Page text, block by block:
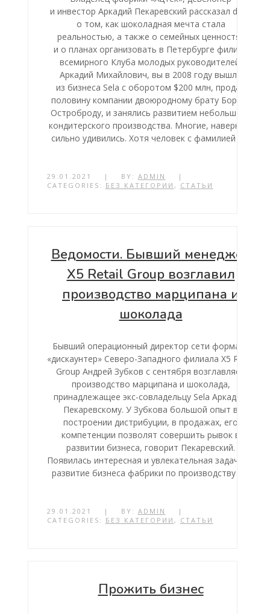
и инвестор Аркадий Пекаревский рассказал dp.ru
о том, как шоколадная мечта стала
реальностью, а также о семейных ценностях
и о планах организовать в Петербурге филиал
всемирного Клуба молодых руководителей.
Аркадий Михайлович, вы в 2008 году вышли
из бизнеса Sela с оборотом $200 млн, продав
половину компании двоюродному брату Борису
Остроброду, и занялись развитием небольшого
кондитерского производства. Многие, наверное,
сильно удивились. Хотя человек с фамилией […]
29.01.2021 | BY: ADMIN
|
CATEGORIES: БЕЗ КАТЕГОРИИ , СТАТЬИ
Ведомости. Бывший менеджер
X5 Retail Group возглавил
производство марципана и
шоколада
Бывший операционный директор сети формата
«дискаунтер» Северо-Западного филиала X5 Retail
Group Андрей Зубков с сентября возглавляет
производство марципана и шоколада,
принадлежащее экс-совладельцу Sela Аркадию
Пекаревскому. У Зубкова большой опыт в
построении дистрибуции, в продажах, его
компетенции позволят совершить рывок в
развитии бизнеса, говорит Пекаревский.
Появилась интересная и увлекательная задача —
развитие бизнеса фабрики по производству […]
29.01.2021 | BY: ADMIN
|
CATEGORIES: БЕЗ КАТЕГОРИИ , СТАТЬИ
Прожить бизнес